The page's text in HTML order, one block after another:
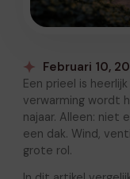
Februari 10,
Een prieel is
verwarming wordt
najaar. Alleen: niet
een dak. Wind,
grote rol.